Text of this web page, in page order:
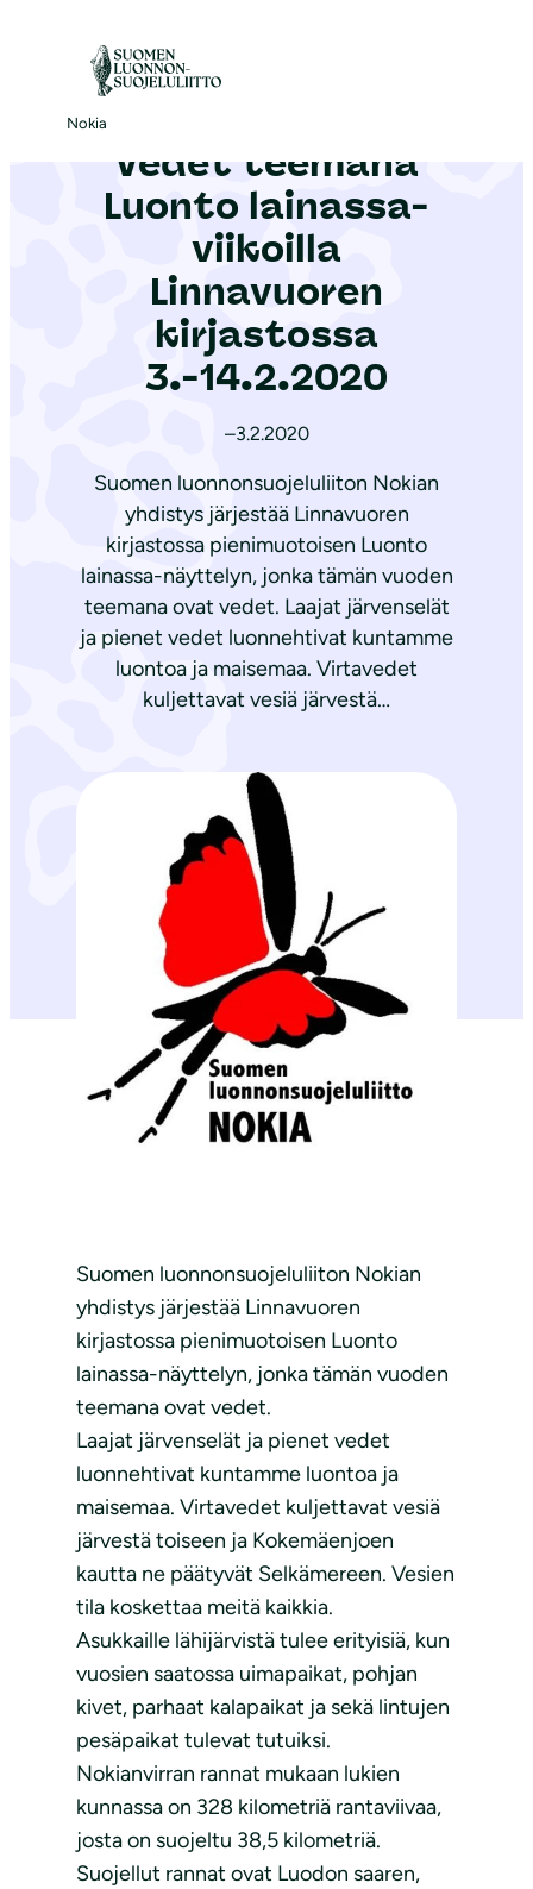
Nokia
ETUSIVU Nokian yhdistys
Vedet teemana
Luonto lainassa-
viikoilla
Linnavuoren
kirjastossa
3.-14.2.2020
–3.2.2020
Suomen luonnonsuojeluliiton Nokian
yhdistys järjestää Linnavuoren
kirjastossa pienimuotoisen Luonto
lainassa-näyttelyn, jonka tämän vuoden
teemana ovat vedet. Laajat järvenselät
ja pienet vedet luonnehtivat kuntamme
luontoa ja maisemaa. Virtavedet
kuljettavat vesiä järvestä…
Suomen luonnonsuojeluliiton Nokian
yhdistys järjestää Linnavuoren
kirjastossa pienimuotoisen Luonto
lainassa-näyttelyn, jonka tämän vuoden
teemana ovat vedet.
Laajat järvenselät ja pienet vedet
luonnehtivat kuntamme luontoa ja
maisemaa. Virtavedet kuljettavat vesiä
järvestä toiseen ja Kokemäenjoen
kautta ne päätyvät Selkämereen. Vesien
tila koskettaa meitä kaikkia.
Asukkaille lähijärvistä tulee erityisiä, kun
vuosien saatossa uimapaikat, pohjan
kivet, parhaat kalapaikat ja sekä lintujen
pesäpaikat tulevat tutuiksi.
Nokianvirran rannat mukaan lukien
kunnassa on 328 kilometriä rantaviivaa,
josta on suojeltu 38,5 kilometriä.
Suojellut rannat ovat Luodon saaren,